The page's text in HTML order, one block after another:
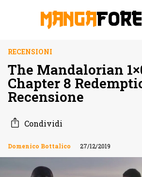
RECENSIONI
The Mandalorian
Chapter 8
Recensione
Condividi
Domenico Bottalico 27/12/2019